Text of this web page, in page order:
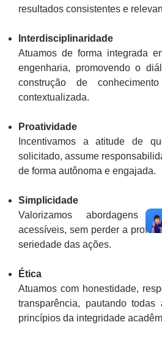
resultados consistentes e
Interdisciplinaridade
Atuamos de forma integrada
engenharia, promovendo o
construção de
contextualizada.
Proatividade
Incentivamos a atitude de
solicitado, assume
de forma autônoma e engajada.
Simplicidade
Valorizamos abordagens
acessíveis, sem perder a
seriedade das ações.
Ética
Atuamos com honestidade,
transparência, pautando
princípios da integridade